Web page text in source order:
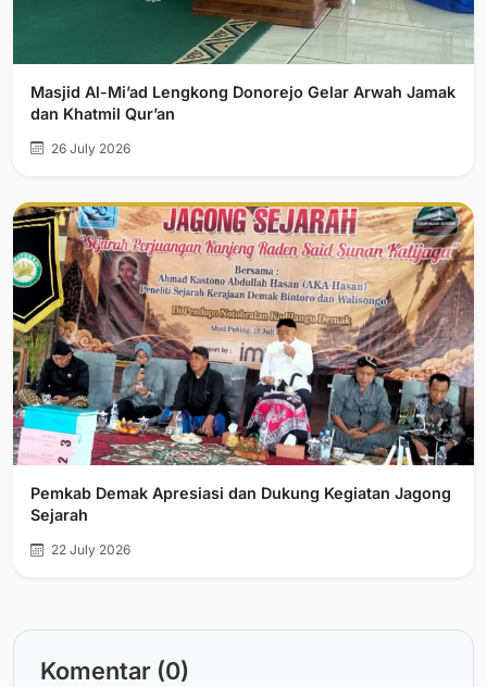
Masjid Al-Mi’ad Lengkong Donorejo Gelar Arwah Jamak
dan Khatmil Qur’an
26 July 2026
Pemkab Demak Apresiasi dan Dukung Kegiatan Jagong
Sejarah
22 July 2026
Komentar (0)